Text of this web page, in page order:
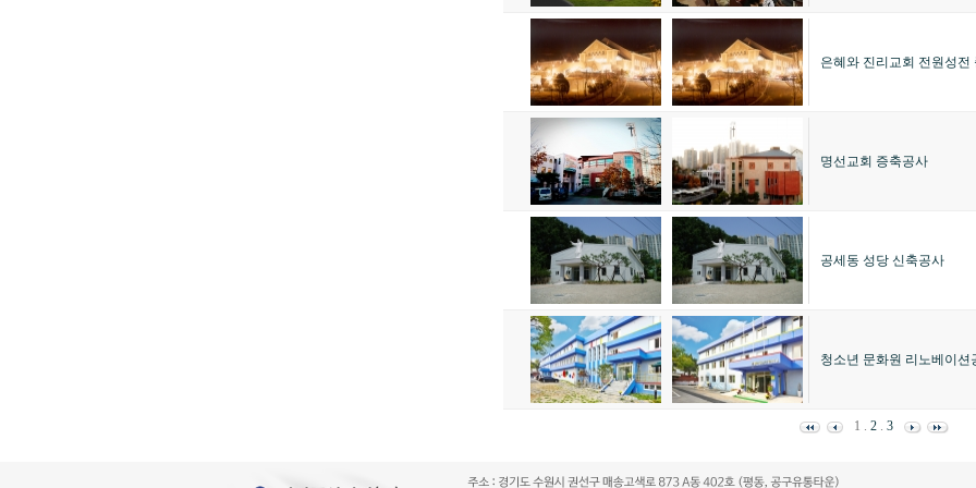
은혜와 진리교회 전원성전
명선교회 증축공사
공세동 성당 신축공사
청소년 문화원 리노베이션
1 . 2. 3